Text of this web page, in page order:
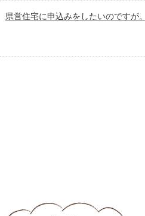
県営住宅に申込みをしたいのですが。